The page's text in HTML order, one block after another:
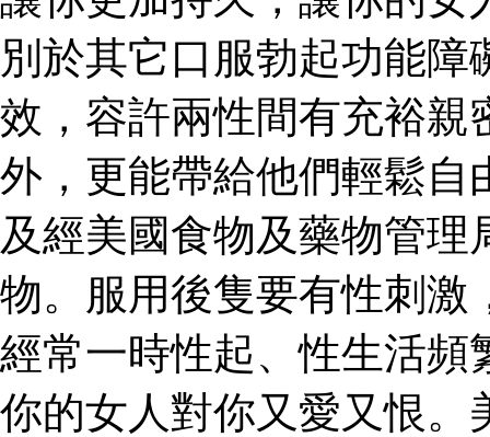
別於其它口服勃起功能
效，容許兩性間有充裕親
外，更能帶給他們輕鬆自
及經美國食物及藥物管
物。服用後隻要有性刺激
經常一時性起、性生活頻
你的女人對你又愛又恨。